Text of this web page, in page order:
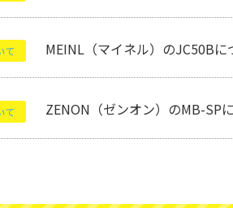
て MEINL（マイネル）のJC50Bに
て ZENON（ゼンオン）のMB-SP